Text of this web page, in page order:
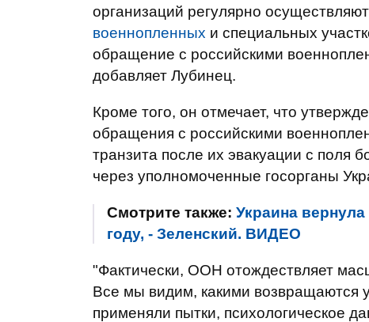
организаций регулярно
военнопленных и специальных
обращение с российскими
добавляет Лубинец.
Кроме того, он отмечает, что
обращения с российскими
транзита после их эвакуации с поля
через уполномоченные госорганы
Смотрите также: Украина
году, - Зеленский. ВИДЕО
"Фактически, ООН отождествляет
Все мы видим, какими возвращаются
применяли пытки, психологическое